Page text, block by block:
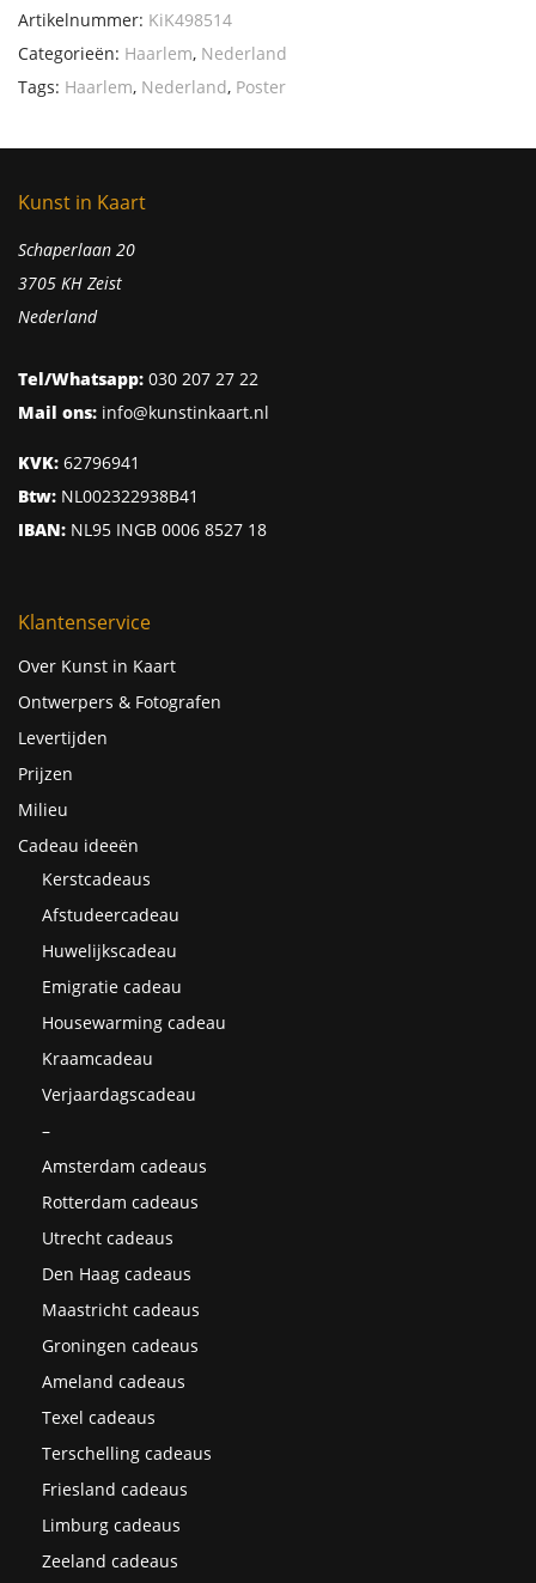
Artikelnummer: KiK498514
Categorieën: Haarlem, Nederland
Tags: Haarlem, Nederland, Poster
Kunst in Kaart
Schaperlaan 20
3705 KH Zeist
Nederland
Tel/Whatsapp: 030 207 27 22
Mail ons: info@kunstinkaart.nl
KVK: 62796941
Btw: NL002322938B41
IBAN: NL95 INGB 0006 8527 18
Klantenservice
Over Kunst in Kaart
Ontwerpers & Fotografen
Levertijden
Prijzen
Milieu
Cadeau ideeën
Kerstcadeaus
Afstudeercadeau
Huwelijkscadeau
Emigratie cadeau
Housewarming cadeau
Kraamcadeau
Verjaardagscadeau
–
Amsterdam cadeaus
Rotterdam cadeaus
Utrecht cadeaus
Den Haag cadeaus
Maastricht cadeaus
Groningen cadeaus
Ameland cadeaus
Texel cadeaus
Terschelling cadeaus
Friesland cadeaus
Limburg cadeaus
Zeeland cadeaus